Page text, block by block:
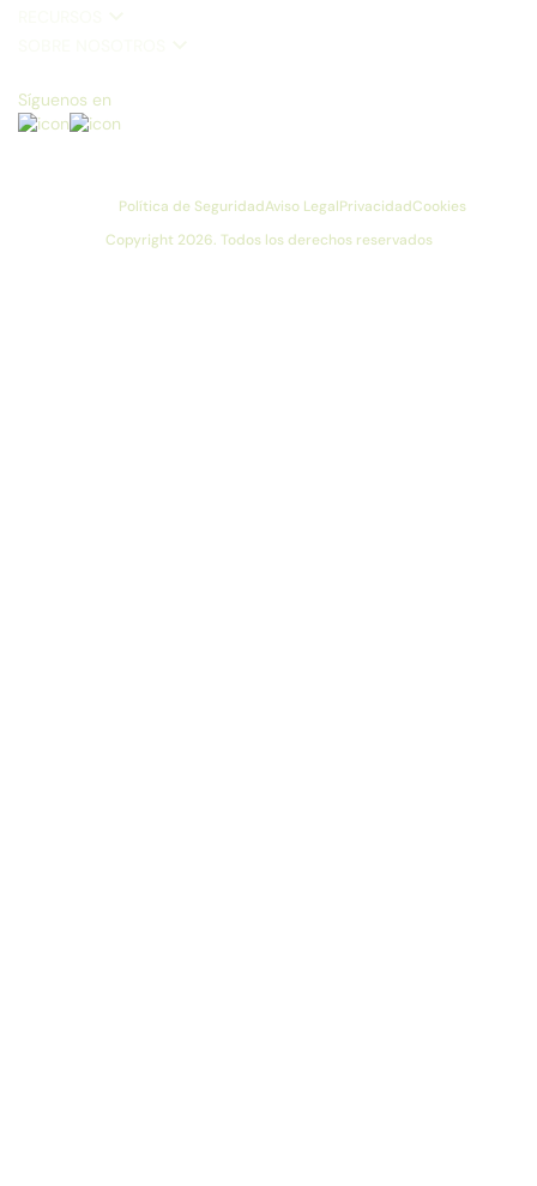
Síguenos en
Copyright 2026. Todos los derechos reservados
Política de SeguridadAviso LegalPrivacidadCookies